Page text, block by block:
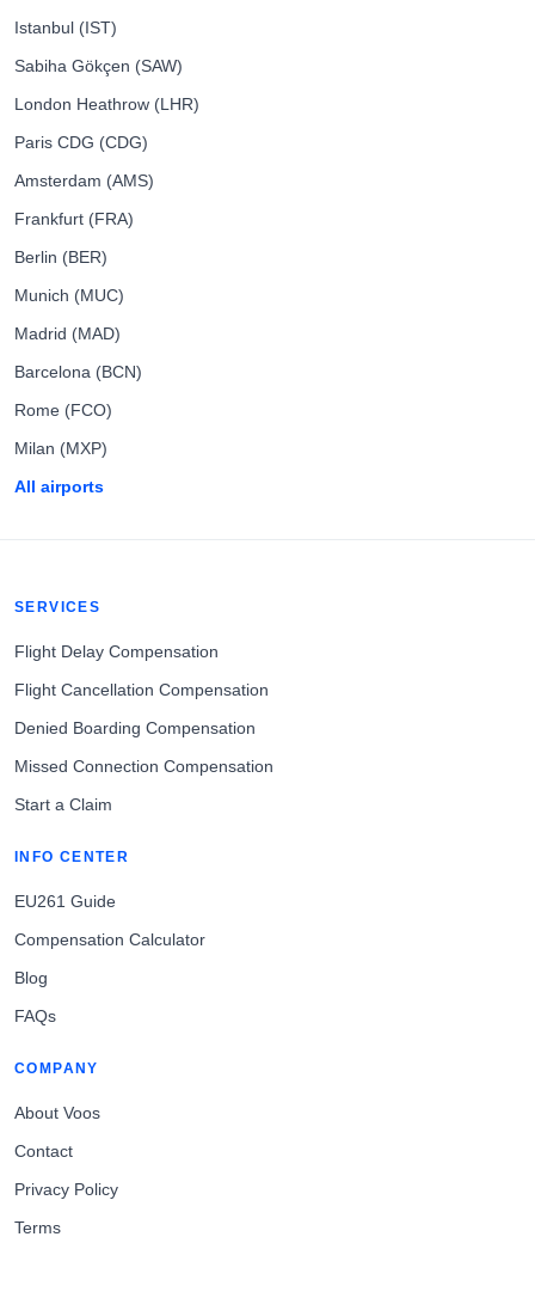
Istanbul (IST)
Sabiha Gökçen (SAW)
London Heathrow (LHR)
Paris CDG (CDG)
Amsterdam (AMS)
Frankfurt (FRA)
Berlin (BER)
Munich (MUC)
Madrid (MAD)
Barcelona (BCN)
Rome (FCO)
Milan (MXP)
All airports
SERVICES
Flight Delay Compensation
Flight Cancellation Compensation
Denied Boarding Compensation
Missed Connection Compensation
Start a Claim
INFO CENTER
EU261 Guide
Compensation Calculator
Blog
FAQs
COMPANY
About Voos
Contact
Privacy Policy
Terms